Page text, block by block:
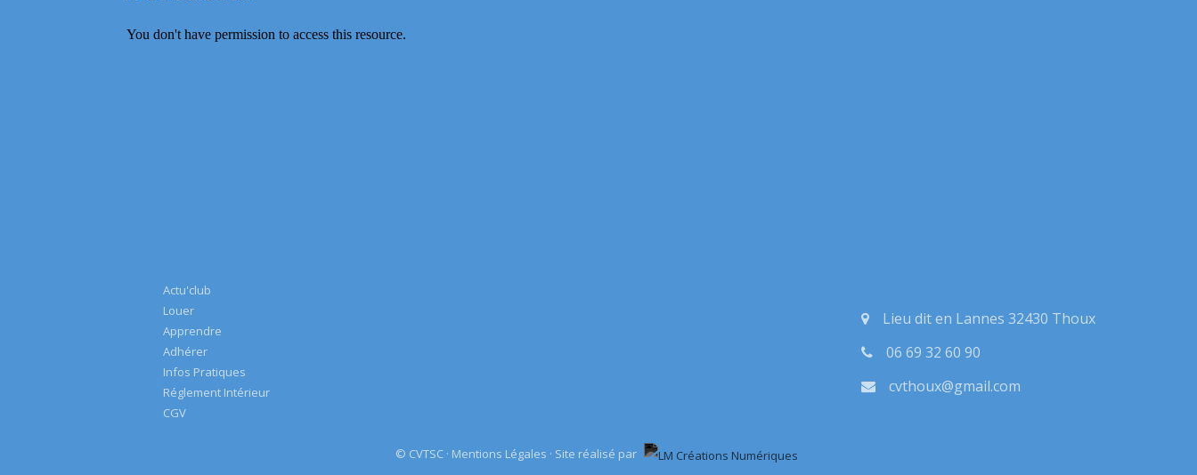
Actu'club
Louer
Apprendre
Adhérer
Infos Pratiques
Réglement Intérieur
CGV
Lieu dit en Lannes 32430 Thoux
06 69 32 60 90
cvthoux@gmail.com
© CVTSC · Mentions Légales · Site réalisé par